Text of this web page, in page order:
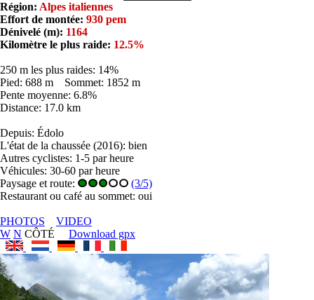
Région: Alpes italiennes
Effort de montée: 930 pem
Dénivelé (m): 1164
Kilomètre le plus raide: 12.5%
250 m les plus raides: 14%
Pied: 688 m Sommet: 1852 m
Pente moyenne: 6.8%
Distance: 17.0 km
Depuis: Édolo
L'état de la chaussée (2016): bien
Autres cyclistes: 1-5 par heure
Véhicules: 30-60 par heure
Paysage et route:
(3/5)
Restaurant ou café au sommet: oui
PHOTOS
VIDEO
W N CÔTÉ Download gpx